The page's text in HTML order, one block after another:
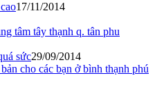
17/11/2014
tâm tây thạnh q. tân phu
sức29/09/2014
cho các bạn ở bình thạnh phú